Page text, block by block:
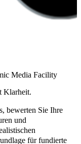
Media Facility
Klarheit.
bewerten Sie Ihre
und
für fundierte